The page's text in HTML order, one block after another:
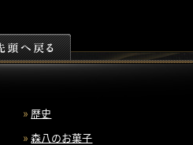
歴史
森八のお菓子